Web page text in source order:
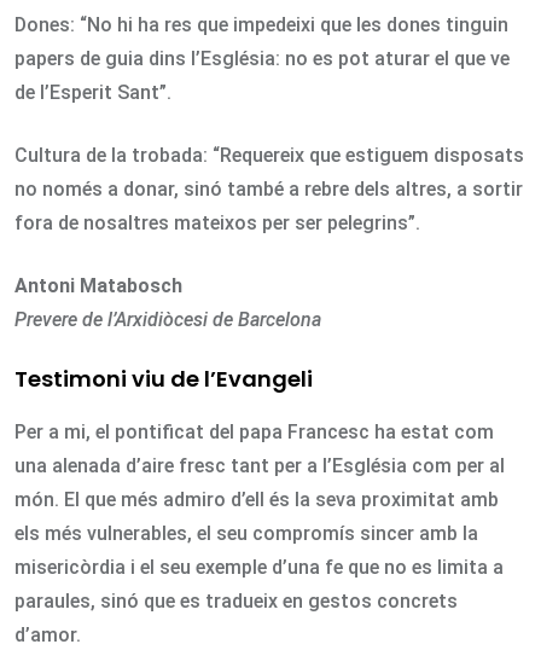
Dones: “No hi ha res que impedeixi que les dones tinguin
papers de guia dins l’Església: no es pot aturar el que ve
de l’Esperit Sant”.
Cultura de la trobada: “Requereix que estiguem disposats
no només a donar, sinó també a rebre dels altres, a sortir
fora de nosaltres mateixos per ser pelegrins”.
Antoni Matabosch
Prevere de l’Arxidiòcesi de Barcelona
Testimoni viu de l’Evangeli
Per a mi, el pontificat del papa Francesc ha estat com
una alenada d’aire fresc tant per a l’Església com per al
món. El que més admiro d’ell és la seva proximitat amb
els més vulnerables, el seu compromís sincer amb la
misericòrdia i el seu exemple d’una fe que no es limita a
paraules, sinó que es tradueix en gestos concrets
d’amor.